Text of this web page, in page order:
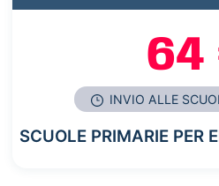
64
INVIO ALLE
SCUOLE PRIMARIE PER